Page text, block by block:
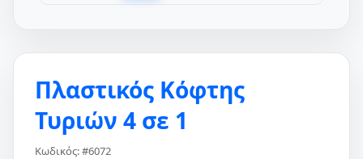
Πλαστικός Κόφτης
Τυριών 4 σε 1
Κωδικός: #6072